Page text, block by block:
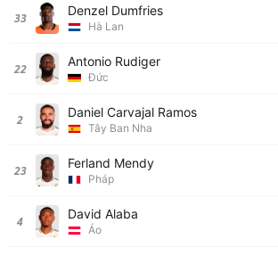
33 Denzel Dumfries
Hà Lan
22 Antonio Rudiger
Đức
2 Daniel Carvajal Ramos
Tây Ban Nha
23 Ferland Mendy
Pháp
4 David Alaba
Áo